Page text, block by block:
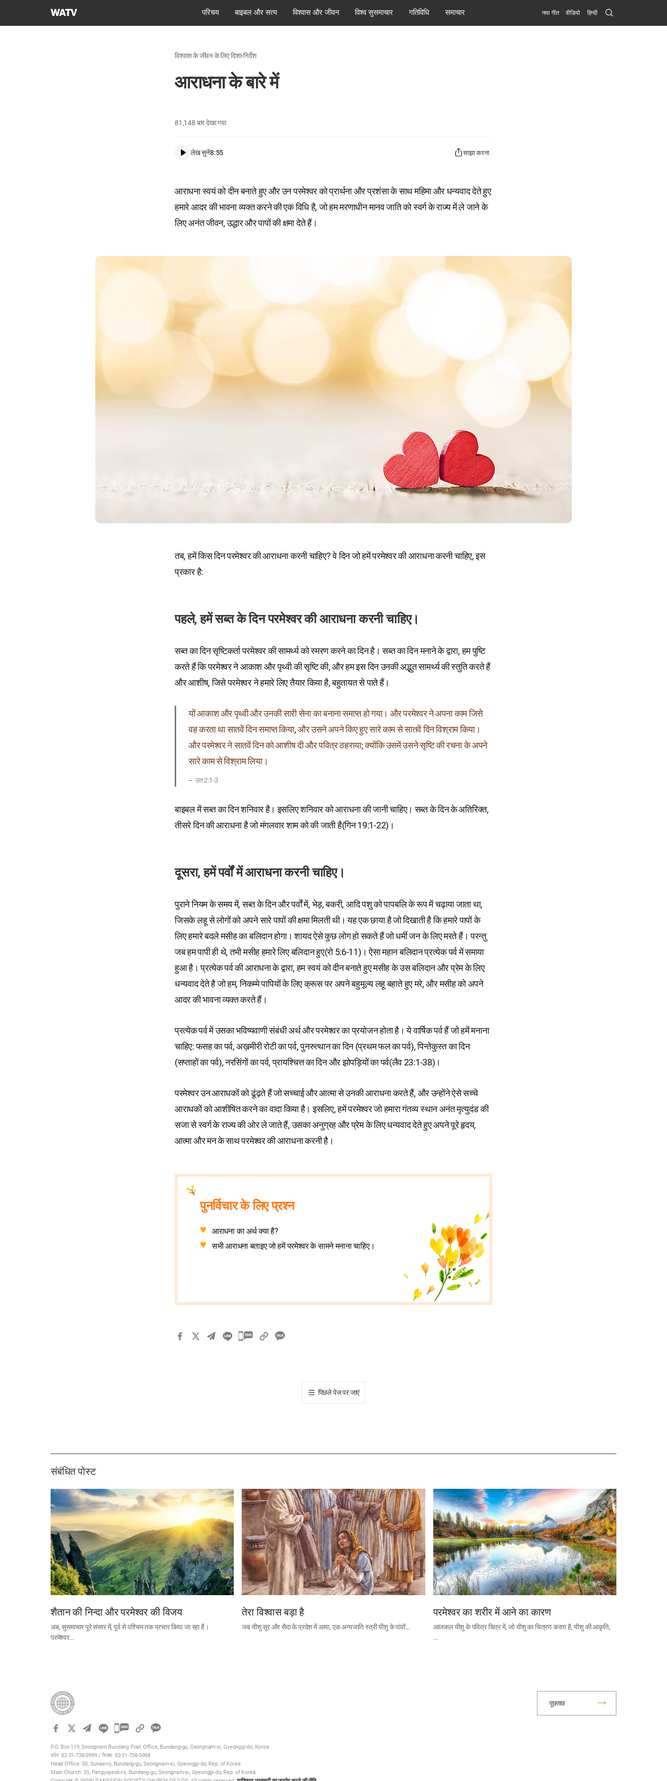
चर्च
परिचय बाइबल और सत्य विश्वास और जीवन विश्व सुसमाचार गतिविधि समाचार नया गीत वीडियो हिन्दी Search
Submit
विश्वास के जीवन के लिए दिशा-निर्देश
आराधना के बारे में
81,148 बार देखा गया
लेख सुनें8:55 साझा करना
आराधना स्वयं को दीन बनाते हुए और उन परमेश्वर को प्रार्थना और प्रशंसा के साथ महिमा और धन्यवाद देते हुए
हमारे आदर की भावना व्यक्त करने की एक विधि है, जो हम मरणाधीन मानव जाति को स्वर्ग के राज्य में ले जाने के
लिए अनंत जीवन, उद्धार और पापों की क्षमा देते हैं।
तब, हमें किस दिन परमेश्वर की आराधना करनी चाहिए? वे दिन जो हमें परमेश्वर की आराधना करनी चाहिए, इस
प्रकार है:
पहले, हमें सब्त के दिन परमेश्वर की आराधना करनी चाहिए।
सब्त का दिन सृष्टिकर्ता परमेश्वर की सामर्थ्य को स्मरण करने का दिन है। सब्त का दिन मनाने के द्वारा, हम पुष्टि
करते हैं कि परमेश्वर ने आकाश और पृथ्वी की सृष्टि की, और हम इस दिन उनकी अद्भुत सामर्थ्य की स्तुति करते हैं
और आशीष, जिसे परमेश्वर ने हमारे लिए तैयार किया है, बहुतायत से पाते हैं।
यों आकाश और पृथ्वी और उनकी सारी सेना का बनाना समाप्‍त हो गया। और परमेश्‍वर ने अपना काम जिसे
वह करता था सातवें दिन समाप्‍त किया, और उसने अपने किए हुए सारे काम से सातवें दिन विश्राम किया।
और परमेश्‍वर ने सातवें दिन को आशीष दी और पवित्र ठहराया; क्योंकि उसमें उसने सृष्‍टि की रचना के अपने
सारे काम से विश्राम लिया।
उत 2:1-3
बाइबल में सब्त का दिन शनिवार है। इसलिए शनिवार को आराधना की जानी चाहिए। सब्त के दिन के अतिरिक्त,
तीसरे दिन की आराधना है जो मंगलवार शाम को की जाती है(गिन 19:1-22)।
दूसरा, हमें पर्वों में आराधना करनी चाहिए।
पुराने नियम के समय में, सब्त के दिन और पर्वों में, भेड़, बकरी, आदि पशु को पापबलि के रूप में चढ़ाया जाता था,
जिसके लहू से लोगों को अपने सारे पापों की क्षमा मिलती थी। यह एक छाया है जो दिखाती है कि हमारे पापों के
लिए हमारे बदले मसीह का बलिदान होगा। शायद ऐसे कुछ लोग हो सकते हैं जो धर्मी जन के लिए मरते हैं। परन्तु
जब हम पापी ही थे, तभी मसीह हमारे लिए बलिदान हुए(रो 5:6-11)। ऐसा महान बलिदान प्रत्येक पर्व में समाया
हुआ है। प्रत्येक पर्व की आराधना के द्वारा, हम स्वयं को दीन बनाते हुए मसीह के उस बलिदान और प्रेम के लिए
धन्यवाद देते है जो हम, निकम्मे पापियों के लिए क्रूस पर अपने बहुमूल्य लहू बहाते हुए मरे, और मसीह को अपने
आदर की भावना व्यक्त करते हैं।
प्रत्येक पर्व में उसका भविष्यवाणी संबंधी अर्थ और परमेश्वर का प्रयोजन होता है। ये वार्षिक पर्व हैं जो हमें मनाना
चाहिए: फसह का पर्व, अख़मीरी रोटी का पर्व, पुनरुत्थान का दिन (प्रथम फल का पर्व), पिन्तेकुस्त का दिन
(सप्ताहों का पर्व), नरसिंगों का पर्व, प्रायश्चित्त का दिन और झोपड़ियों का पर्व(लैव 23:1-38)।
परमेश्वर उन आराधकों को ढूंढ़ते हैं जो सच्चाई और आत्मा से उनकी आराधना करते हैं, और उन्होंने ऐसे सच्चे
आराधकों को आशीषित करने का वादा किया है। इसलिए, हमें परमेश्वर जो हमारा गंतव्य स्थान अनंत मृत्युदंड की
सजा से स्वर्ग के राज्य की ओर ले जाते हैं, उसका अनुग्रह और प्रेम के लिए धन्यवाद देते हुए अपने पूरे हृदय,
आत्मा और मन के साथ परमेश्वर की आराधना करनी है।
पुनर्विचार के लिए प्रश्न
आराधना का अर्थ क्या है?
सभी आराधना बताइए जो हमें परमेश्वर के सामने मनाना चाहिए।
카
पिछले पेज पर जाएं
संबंधित पोस्ट
शैतान की निन्दा और परमेश्वर की विजय
अब, सुसमाचार पूरे संसार में, पूर्व से पश्चिम तक प्रचार किया जा रहा है।
परमेश्वर…
तेरा विश्वास बड़ा है
जब यीशु सूर और सैदा के प्रदेश में आया, एक अन्यजाति स्त्री यीशु के पांवों…
परमेश्वर का शरीर में आने का कारण
आजकल यीशु के पवित्र चित्र में, जो यीशु का चित्रण करता है, यीशु की आकृति,
…
카
오
톡
공
P.O. Box 119, Seongnam Bundang Post Office, Bundang-gu, Seongnam-si, Gyeonggi-do, Korea
फ़ोन: 82-31-738-5999 / फैक्स: 82-31-738-5998
Head Office: 50, Sunae-ro, Bundang-gu, Seongnam-si, Gyeonggi-do, Rep. of Korea
Main Church: 35, Pangyoyeok-ro, Bundang-gu, Seongnam-si, Gyeonggi-do, Rep. of Korea
पूछताछ